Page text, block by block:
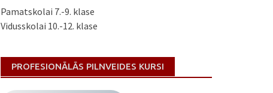
Pamatskolai 7.-9. klase
Vidusskolai 10.-12. klase
PROFESIONĀLĀS PILNVEIDES KURSI